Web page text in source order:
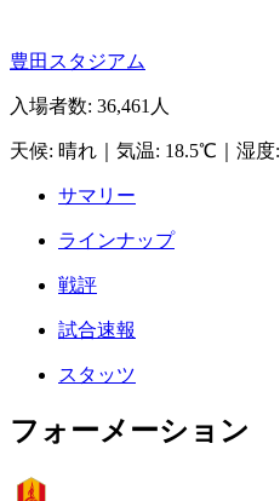
豊田スタジアム
入場者数: 36,461人
天候: 晴れ 気温: 18.5℃ 湿度:
サマリー
ラインナップ
戦評
試合速報
スタッツ
フォーメーション